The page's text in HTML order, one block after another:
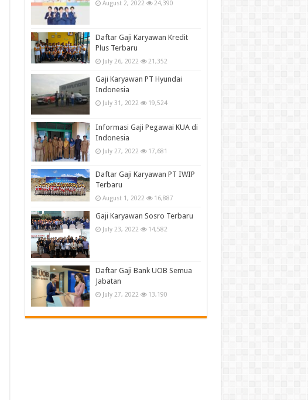
August 2, 2022 24,390
Daftar Gaji Karyawan Kredit
Plus Terbaru
July 26, 2022 21,352
Gaji Karyawan PT Hyundai
Indonesia
July 31, 2022 19,524
Informasi Gaji Pegawai KUA di
Indonesia
July 27, 2022 17,681
Daftar Gaji Karyawan PT IWIP
Terbaru
August 1, 2022 16,887
Gaji Karyawan Sosro Terbaru
July 23, 2022 14,582
Daftar Gaji Bank UOB Semua
Jabatan
July 27, 2022 13,190